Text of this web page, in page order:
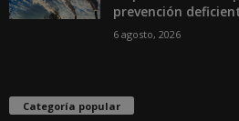
prevención
6 agosto, 2026
Categoría popular